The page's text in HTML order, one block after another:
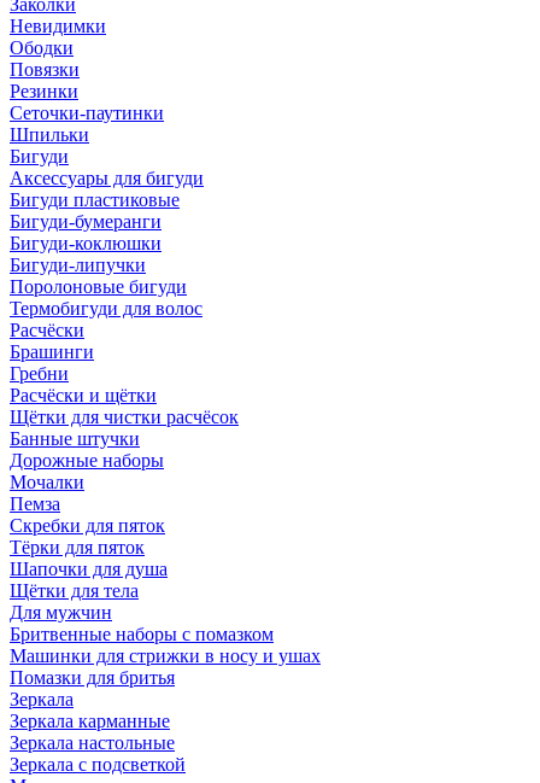
Заколки
Невидимки
Ободки
Повязки
Резинки
Сеточки-паутинки
Шпильки
Бигуди
Аксессуары для бигуди
Бигуди пластиковые
Бигуди-бумеранги
Бигуди-коклюшки
Бигуди-липучки
Поролоновые бигуди
Термобигуди для волос
Расчёски
Брашинги
Гребни
Расчёски и щётки
Щётки для чистки расчёсок
Банные штучки
Дорожные наборы
Мочалки
Пемза
Скребки для пяток
Тёрки для пяток
Шапочки для душа
Щётки для тела
Для мужчин
Бритвенные наборы с помазком
Машинки для стрижки в носу и ушах
Помазки для бритья
Зеркала
Зеркала карманные
Зеркала настольные
Зеркала с подсветкой